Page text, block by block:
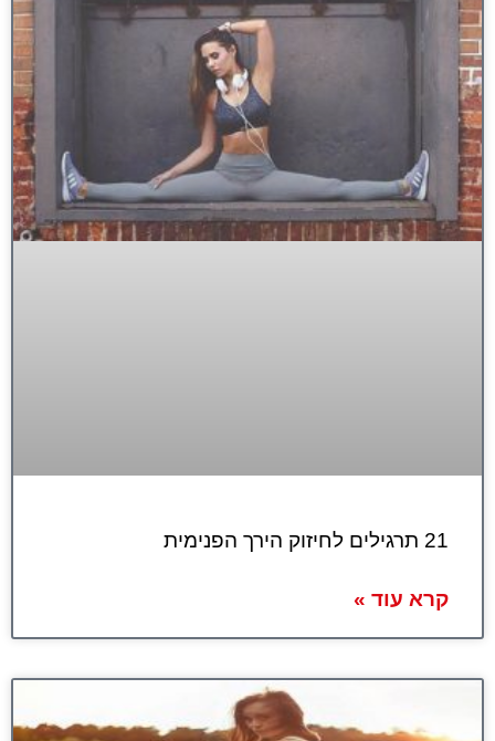
21 תרגילים לחיזוק הירך הפנימית
קרא עוד »